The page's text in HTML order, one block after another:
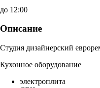
до 12:00
Описание
Студия дизайнерский
Кухонное оборудование
электроплита